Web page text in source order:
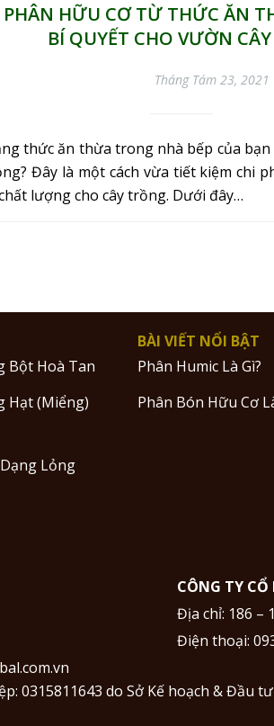
HỮU CƠ TỪ THỨC ĂN
BÍ QUYẾT CHO VƯỜN
Tháng Tám 23, 2021
thức ăn thừa trong nhà bếp của
Đây là một cách vừa tiết kiệm chi
lượng cho cây trồng. Dưới đây…
Bột Hoà Tan
Hạt (Miểng)
Lỏng
BÀI VIẾT NỔI BẬT
Phân Humic Là Gì?
Phân Bón Hữu Cơ
CÔNG TY
Địa chỉ: 186 –
Điện thoại:
0315811643 do Sở Kế hoạch & Đầu